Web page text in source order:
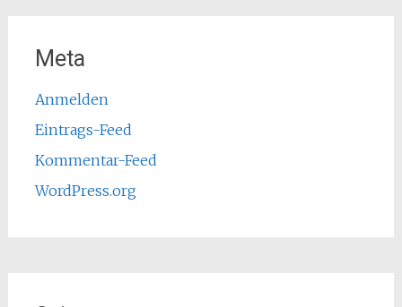
Meta
Anmelden
Eintrags-Feed
Kommentar-Feed
WordPress.org